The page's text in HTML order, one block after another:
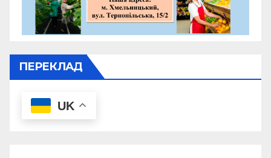
ПЕРЕКЛАД
UK